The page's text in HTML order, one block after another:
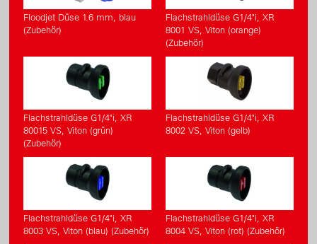
Floodjet Düse 1.6 mm, blau
(Zubehör)
Flachstrahldüse G1/4"i, XR
8001 VS, Viton (orange)
(Zubehör)
Flachstrahldüse G1/4"i, XR
80015 VS, Viton (grün)
(Zubehör)
Flachstrahldüse G1/4"i, XR
8002 VS, Viton (gelb)
Flachstrahldüse G1/4"i, XR
8003 VS, Viton (blau) (Zubehör)
Flachstrahldüse G1/4"i, XR
8004 VS, Viton (rot) (Zubehör)